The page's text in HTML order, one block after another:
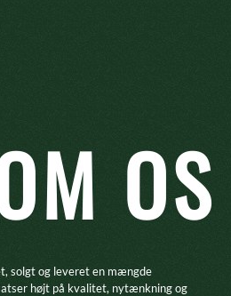
OS
solgt og leveret en mængde
højt på kvalitet, nytænkning og